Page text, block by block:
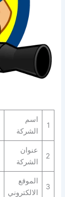
1
اسم
الشركة
2
عنوان
الشركة
3
الموقع
الالكتروني